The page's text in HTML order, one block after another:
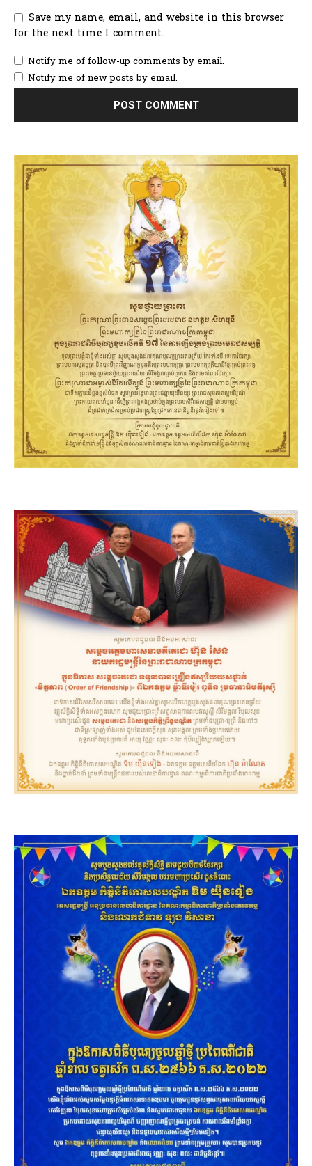
Save my name, email, and website in this browser
for the next time I comment.
Notify me of follow-up comments by email.
Notify me of new posts by email.